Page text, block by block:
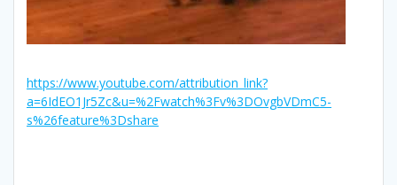
https://www.youtube.com/attribution_link?
a=6IdEO1Jr5Zc&u=%2Fwatch%3Fv%3DOvgbVDmC5-
s%26feature%3Dshare